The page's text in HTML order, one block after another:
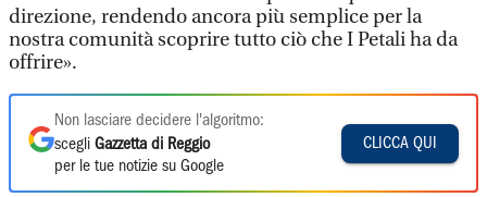
direzione, rendendo ancora più semplice per la
nostra comunità scoprire tutto ciò che I Petali ha da
offrire».
Non lasciare decidere l'algoritmo:
scegli Gazzetta di Reggio
per le tue notizie su Google
CLICCA QUI